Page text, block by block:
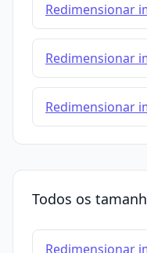
Redimensionar
Redimensionar
Redimensionar
Todos os
Redimensionar